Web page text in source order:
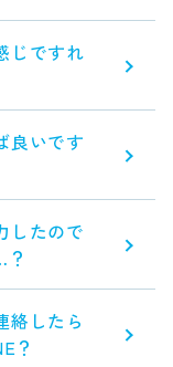
じですれ
良いです
したので
絡したら
？